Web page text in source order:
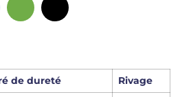
de dureté
Rivage